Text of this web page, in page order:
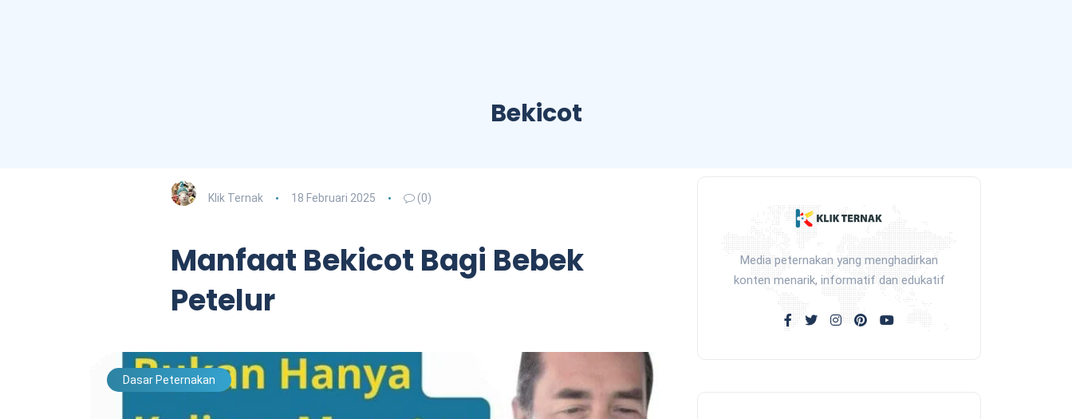
Bekicot
Klik Ternak 18 Februari 2025 (0)
Manfaat Bekicot Bagi Bebek
Petelur
Dasar Peternakan
Media peternakan yang menghadirkan
konten menarik, informatif dan edukatif